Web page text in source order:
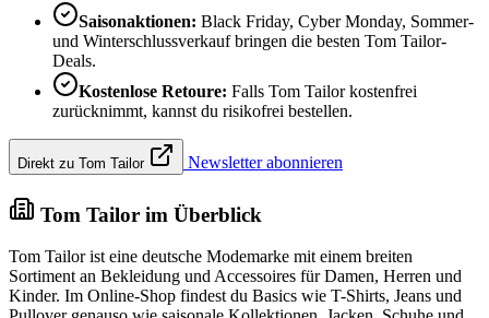
Saisonaktionen: Black Friday, Cyber Monday, Sommer-
und Winterschlussverkauf bringen die besten Tom Tailor-
Deals.
Kostenlose Retoure: Falls Tom Tailor kostenfrei
zurücknimmt, kannst du risikofrei bestellen.
Direkt zu Tom Tailor Newsletter abonnieren
Tom Tailor im Überblick
Tom Tailor ist eine deutsche Modemarke mit einem breiten
Sortiment an Bekleidung und Accessoires für Damen, Herren und
Kinder. Im Online-Shop findest du Basics wie T-Shirts, Jeans und